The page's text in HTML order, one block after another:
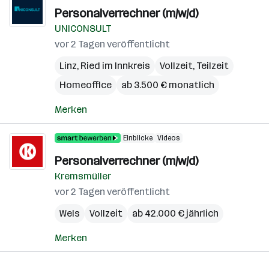
Personalverrechner (m/w/d)
UNICONSULT
vor 2 Tagen veröffentlicht
Linz, Ried im Innkreis
Vollzeit, Teilzeit
Homeoffice
ab 3.500 € monatlich
Merken
Einblicke Videos
Personalverrechner (m/w/d)
Kremsmüller
vor 2 Tagen veröffentlicht
Wels
Vollzeit ab 42.000 € jährlich
Merken